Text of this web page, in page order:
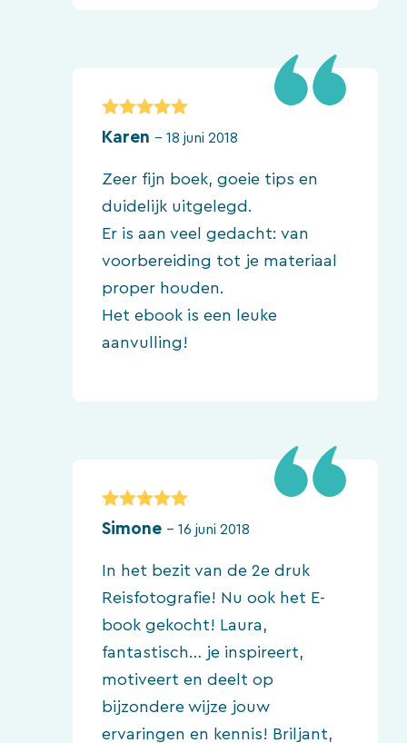
5van 5
Karen – 18 juni 2018
Zeer fijn boek, goeie tips en
duidelijk uitgelegd.
Er is aan veel gedacht: van
voorbereiding tot je materiaal
proper houden.
Het ebook is een leuke
aanvulling!
5van 5
Simone – 16 juni 2018
In het bezit van de 2e druk
Reisfotografie! Nu ook het E-
book gekocht! Laura,
fantastisch… je inspireert,
motiveert en deelt op
bijzondere wijze jouw
ervaringen en kennis! Briljant,